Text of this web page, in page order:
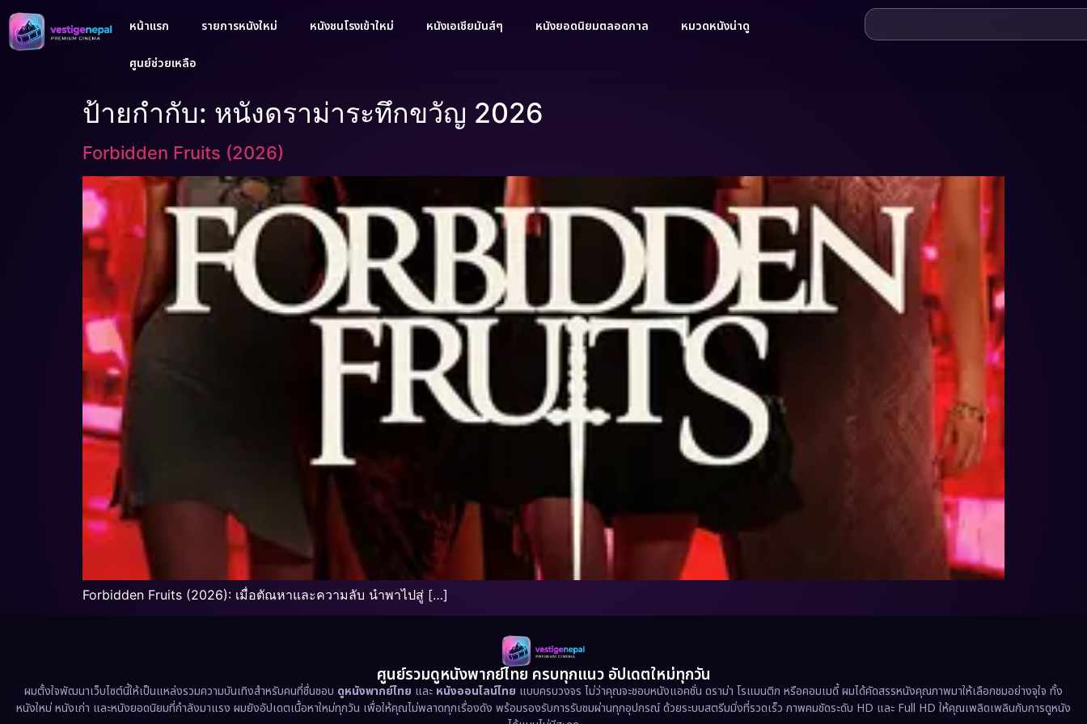
หน้าแรก รายการหนังใหม่ หนังชนโรงเข้าใหม่ หนังเอเชียมันส์ๆ หนังยอดนิยมตลอดกาล หมวดหนังน่าดู
ศูนย์ช่วยเหลือ
ป้ายกำกับ: หนังดราม่าระทึกขวัญ 2026
Forbidden Fruits (2026)
Forbidden Fruits (2026): เมื่อตัณหาและความลับ นำพาไปสู่ […]
ศูนย์รวมดูหนังพากย์ไทย ครบทุกแนว อัปเดตใหม่ทุกวัน
ผมตั้งใจพัฒนาเว็บไซต์นี้ให้เป็นแหล่งรวมความบันเทิงสำหรับคนที่ชื่นชอบ ดูหนังพากย์ไทย และ หนังออนไลน์ไทย แบบครบวงจร ไม่ว่าคุณจะชอบหนังแอคชั่น ดราม่า โรแมนติก หรือคอมเมดี้ ผมได้คัดสรรหนังคุณภาพมาให้เลือกชมอย่างจุใจ ทั้ง
หนังใหม่ หนังเก่า และหนังยอดนิยมที่กำลังมาแรง ผมยังอัปเดตเนื้อหาใหม่ทุกวัน เพื่อให้คุณไม่พลาดทุกเรื่องดัง พร้อมรองรับการรับชมผ่านทุกอุปกรณ์ ด้วยระบบสตรีมมิ่งที่รวดเร็ว ภาพคมชัดระดับ HD และ Full HD ให้คุณเพลิดเพลินกับการดูหนัง